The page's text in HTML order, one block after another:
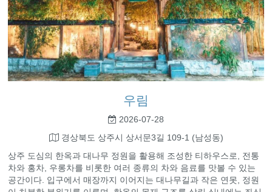
우림
2026-07-28
경상북도 상주시 상서문3길 109-1 (남성동)
상주 도심의 한옥과 대나무 정원을 활용해 조성한 티하우스로, 전통
차와 홍차, 우롱차를 비롯한 여러 종류의 차와 음료를 맛볼 수 있는
공간이다. 입구에서 매장까지 이어지는 대나무길과 작은 연못, 정원